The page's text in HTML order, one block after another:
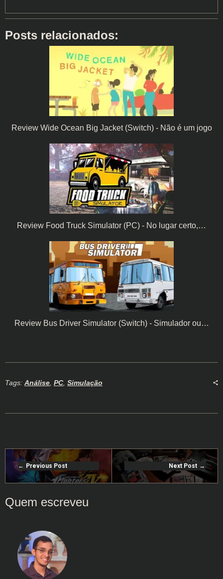
Posts relacionados:
Review Wide Ocean Big Jacket (Switch) - Não é um jogo
Review Food Truck Simulator (PC) - No lugar certo,…
Review Bus Driver Simulator (Switch) - Simulador ou…
Tags: Análise, PC, Simulação
Previous Post Next Post